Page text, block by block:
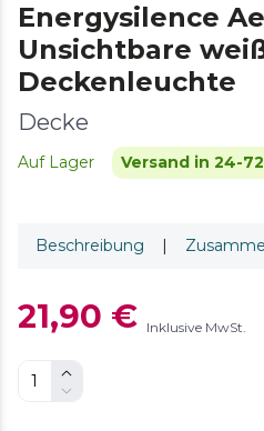
Energysilence
Unsichtbare
Deckenleuchte
Decke
Auf Lager Versand in 24-
Beschreibung |
21,90 € Inklusive MwSt.